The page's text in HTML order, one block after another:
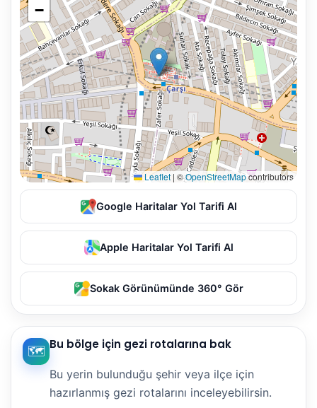
−
Leaflet | ©OpenStreetMapcontributors
Google Haritalar Yol Tarifi Al
Apple Haritalar Yol Tarifi Al
Sokak Görünümünde 360° Gör
🗺️ Bu bölge için gezi rotalarına bak
Bu yerin bulunduğu şehir veya ilçe için
hazırlanmış gezi rotalarını inceleyebilirsin.